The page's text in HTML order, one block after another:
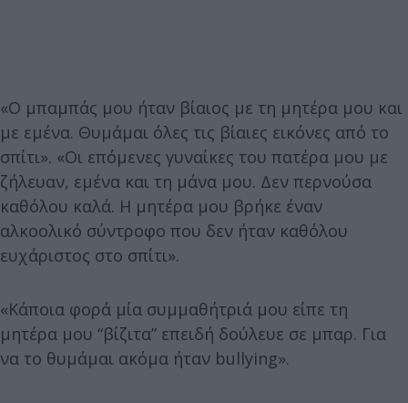
«Ο μπαμπάς μου ήταν βίαιος με τη μητέρα μου και
με εμένα. Θυμάμαι όλες τις βίαιες εικόνες από το
σπίτι». «Οι επόμενες γυναίκες του πατέρα μου με
ζήλευαν, εμένα και τη μάνα μου. Δεν περνούσα
καθόλου καλά. Η μητέρα μου βρήκε έναν
αλκοολικό σύντροφο που δεν ήταν καθόλου
ευχάριστος στο σπίτι».
«Κάποια φορά μία συμμαθήτριά μου είπε τη
μητέρα μου “βίζιτα” επειδή δούλευε σε μπαρ. Για
να το θυμάμαι ακόμα ήταν bullying».